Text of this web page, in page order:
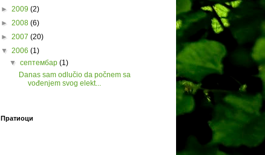
► 2009 (2)
► 2008 (6)
► 2007 (20)
▼ 2006 (1)
▼септембар(1)
Danas sam odlučio da počnem sa
vođenjem svog elekt...
Пратиоци